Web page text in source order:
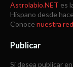
Astrolabio.NET es
Hispano desde
Conoce nuestra red
Publicar
Si desea publicar